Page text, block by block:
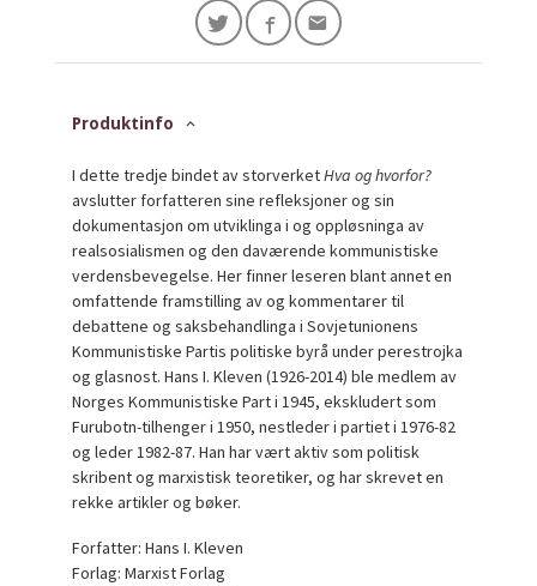
Produktinfo
I dette tredje bindet av storverketHva og hvorfor?
avslutter forfatteren sine refleksjoner og sin
dokumentasjon om utviklinga i og oppløsninga av
realsosialismen og den daværende kommunistiske
verdensbevegelse. Her finner leseren blant annet en
omfattende framstilling av og kommentarer til
debattene og saksbehandlinga i Sovjetunionens
Kommunistiske Partis politiske byrå under perestrojka
og glasnost. Hans I. Kleven (1926-2014) ble medlem av
Norges Kommunistiske Part i 1945, ekskludert som
Furubotn-tilhenger i 1950, nestleder i partiet i 1976-82
og leder 1982-87. Han har vært aktiv som politisk
skribent og marxistisk teoretiker, og har skrevet en
rekke artikler og bøker.
Forfatter: Hans I. Kleven
Forlag: Marxist Forlag